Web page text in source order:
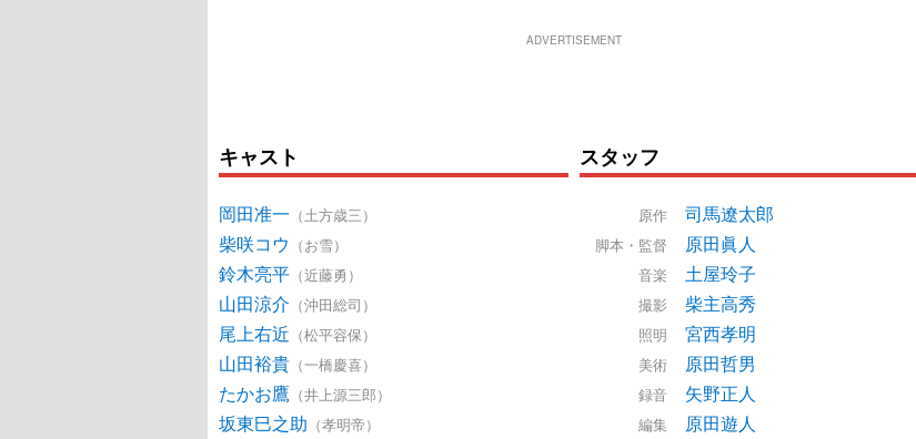
ADVERTISEMENT
キャスト
岡田准一 （土方歳三）
柴咲コウ （お雪）
鈴木亮平 （近藤勇）
山田涼介 （沖田総司）
尾上右近 （松平容保）
山田裕貴 （一橋慶喜）
たかお鷹 （井上源三郎）
坂東巳之助 （孝明帝）
スタッフ
原作 司馬遼太郎
脚本・監督 原田眞人
音楽 土屋玲子
撮影 柴主高秀
照明 宮西孝明
美術 原田哲男
録音 矢野正人
編集 原田遊人